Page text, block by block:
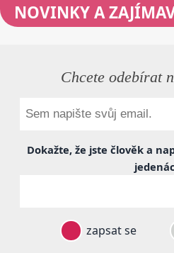
NOVINKYA
Chcete odebírat
Dokažte, že jste člověk a
zapsat se